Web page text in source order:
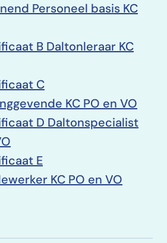
Personeel basis KC
B Daltonleraar KC
C
KC PO en VO
D Daltonspecialist
E
KC PO en VO